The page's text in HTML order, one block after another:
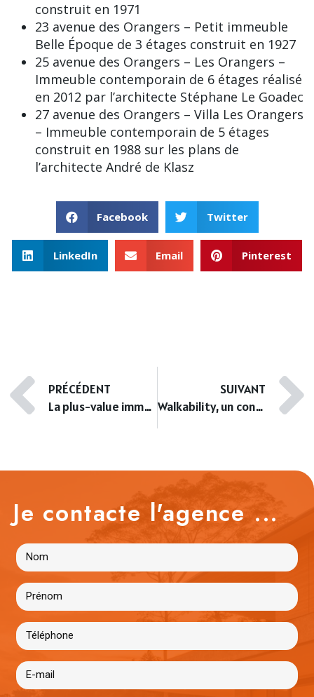
construit en 1971
23 avenue des Orangers – Petit immeuble
Belle Époque de 3 étages construit en 1927
25 avenue des Orangers – Les Orangers –
Immeuble contemporain de 6 étages réalisé
en 2012 par l’architecte Stéphane Le Goadec
27 avenue des Orangers – Villa Les Orangers
– Immeuble contemporain de 5 étages
construit en 1988 sur les plans de
l’architecte André de Klasz
Facebook Twitter
LinkedIn Email Pinterest
PRÉCÉDENT
La plus-value immobilière en France
SUIVANT
Walkability, un concept de développement durable
Je contacte l'agence ...